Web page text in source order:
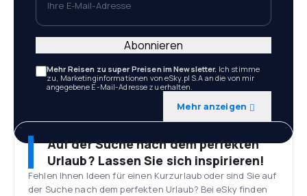
Mehr Reisen zu super Preisen im Newsletter. Ich stimme
zu, Marketinginformationen von eSky.pl S.A an die von mir
angegebene E-Mail-Adresse zu erhalten.
Mehr anzeigen
Abonnieren
Auf der Suche nach dem perfekten
Urlaub? Lassen Sie sich inspirieren!
Fehlen Ihnen Ideen für einen Kurzurlaub oder sind Sie auf
der Suche nach dem perfekten Urlaub? Bei eSky finden